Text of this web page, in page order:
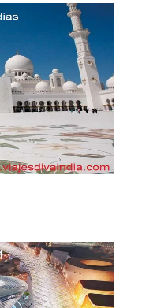
la vida del pasado.
en
proyectos de
Alojamiento en